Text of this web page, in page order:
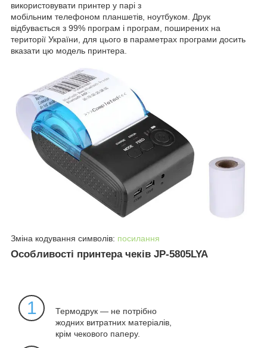
використовувати принтер у парі з
мобільним телефоном планшетів, ноутбуком. Друк
відбувається з 99% програм і програм, поширених на
території України, для цього в параметрах програми досить
вказати цю модель принтера.
Зміна кодування символів: посилання
Особливості принтера чеків JP-5805LYA
1
Термодрук — не потрібно
жодних витратних матеріалів,
крім чекового паперу.